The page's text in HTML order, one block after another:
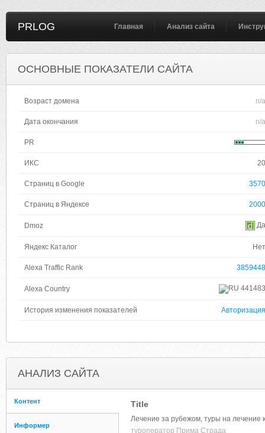
PRLOG Главная Анализ сайта
ОСНОВНЫЕ ПОКАЗАТЕЛИ САЙТА
Возраст домена n/a
Дата окончания n/a
PR
ИКС 20
Страниц в Google 3570
Страниц в Яндексе 2000
Dmoz Да
Яндекс Каталог Нет
Alexa Traffic Rank 3859448
Alexa Country 441483
История изменения показателей Авторизация
АНАЛИЗ САЙТА
Контент
Информер
Title
Лечение за рубежом, туры на лечение
туроператор Прима Страда